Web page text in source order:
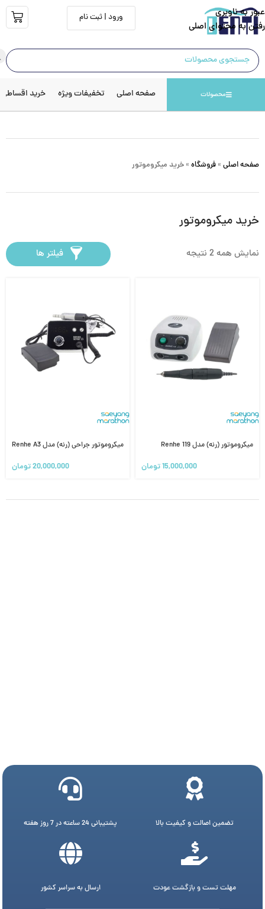
عبور به ناوبری
رفتن به محتوای اصلی
ورود | ثبت نام
محصولات صفحه اصلی تخفیفات ویژه خرید اقساطی
صفحه اصلی » فروشگاه » خرید میکروموتور
خرید میکروموتور
نمایش همه 2 نتیجه فیلتر ها
میکروموتور (رنه) مدل Renhe 119
15,000,000تومان
میکروموتور جراحی (رنه) مدل Renhe A3
20,000,000تومان
تضمین اصالت و کیفیت بالا پشتیبانی 24 ساعته در 7 روز هفته
مهلت تست و بازگشت عودت ارسال به سراسر کشور